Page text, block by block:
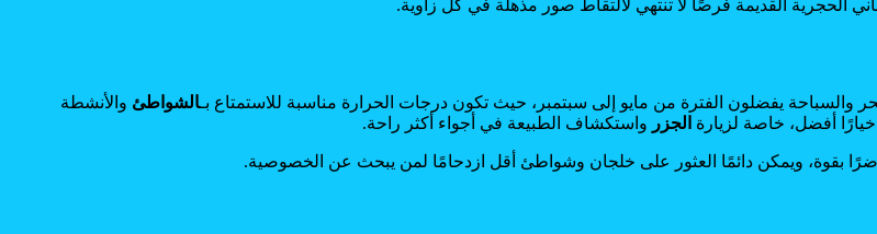
الحجرية القديمة فرصًا لا تنتهي لالتقاط صور مذهلة في كل زاوية.
والسباحة يفضلون الفترة من مايو إلى سبتمبر، حيث تكون درجات الحرارة مناسبة للاستمتاع بـالشواطئ والأنشطة
خيارًا أفضل، خاصة لزيارة الجزر واستكشاف الطبيعة في أجواء أكثر راحة.
بقوة، ويمكن دائمًا العثور على خلجان وشواطئ أقل ازدحامًا لمن يبحث عن الخصوصية.